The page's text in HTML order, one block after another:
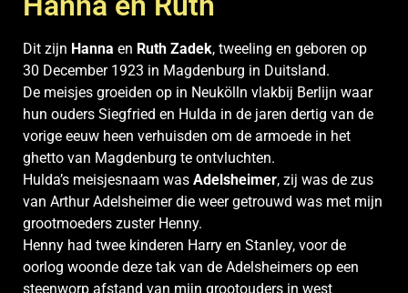
Dit zijn Hanna en Ruth Zadek, tweeling en geboren op
30 December 1923 in Magdenburg in Duitsland.
De meisjes groeiden op in Neukölln vlakbij Berlijn waar
hun ouders Siegfried en Hulda in de jaren dertig van de
vorige eeuw heen verhuisden om de armoede in het
ghetto van Magdenburg te ontvluchten.
Hulda’s meisjesnaam was Adelsheimer, zij was de zus
van Arthur Adelsheimer die weer getrouwd was met mijn
grootmoeders zuster Henny.
Henny had twee kinderen Harry en Stanley, voor de
oorlog woonde deze tak van de Adelsheimers op een
steenworp afstand van mijn grootouders in west